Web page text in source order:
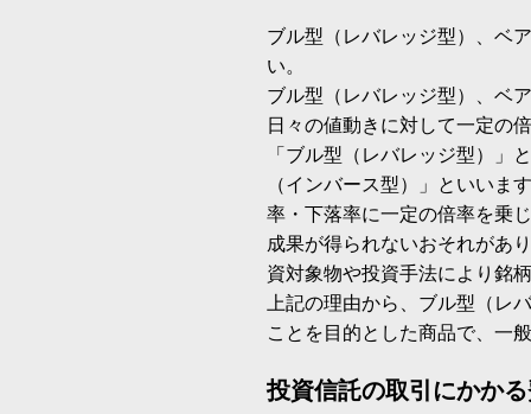
ブル型（レバレッジ型）、ベ
い。
ブル型（レバレッジ型）、ベ
日々の値動きに対して一定の
「ブル型（レバレッジ型）」
（インバース型）」といいま
率・下落率に一定の倍率を乗
成果が得られないおそれがあ
資対象物や投資手法により銘
上記の理由から、ブル型（レ
ことを目的とした商品で、一
投資信託の取引にかか